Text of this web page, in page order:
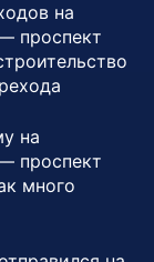
на
проспект
на
проспект
много